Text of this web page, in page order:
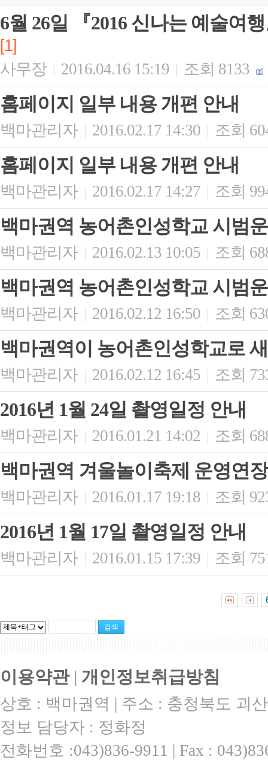
6월 26일 『2016 신나는 예술여
[1]
사무장 | 2016.04.16 15:19 | 조회 8133
홈페이지 일부 내용 개편 안내
백마관리자 | 2016.02.17 14:30 | 조회
홈페이지 일부 내용 개편 안내
백마관리자 | 2016.02.17 14:27 | 조회
백마권역 농어촌인성학교 시범
백마관리자 | 2016.02.13 10:05 | 조회
백마권역 농어촌인성학교 시범
백마관리자 | 2016.02.12 16:50 | 조회
백마권역이 농어촌인성학교로
백마관리자 | 2016.02.12 16:45 | 조회
2016년 1월 24일 촬영일정 안내
백마관리자 | 2016.01.21 14:02 | 조회
백마권역 겨울놀이축제 운영연
백마관리자 | 2016.01.17 19:18 | 조회
2016년 1월 17일 촬영일정 안내
백마관리자 | 2016.01.15 17:39 | 조회
이용약관| 개인정보취급방침
상호 : 백마권역 | 주소 : 충청북도 괴
정보 담당자 : 정화정
전화번호 :043)836-9911 | Fax :